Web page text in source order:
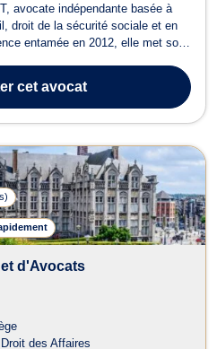
avocate indépendante basée à
droit de la sécurité sociale et en
entamée en 2012, elle met son
Elle conseille notamment
cet avocat
)
d'Avocats
des Affaires